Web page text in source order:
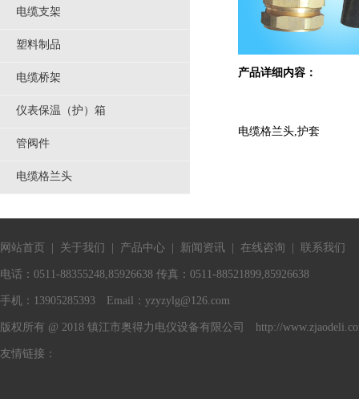
电缆支架
塑料制品
电缆桥架
仪表保温（护）箱
管阀件
电缆格兰头
产品详细内容：
电缆格兰头,护套
网站首页 关于我们 产品中心 新闻资讯 在线咨询 联系我们
电话：0511-88355248,85926638 传真：0511-88521899,85926638
手机：13905285393 Email： yzyzylg@126.com
版权所有 @ 2018 镇江市奥得力电仪设备有限公司 http://
友情链接：